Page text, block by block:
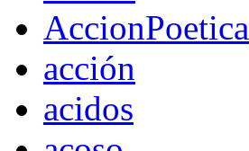
AccionPoetica
acción
acidos